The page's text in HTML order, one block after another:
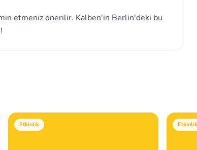
etmeniz önerilir. Kalben'in Berlin'deki bu
Etkinlik Etkinlik